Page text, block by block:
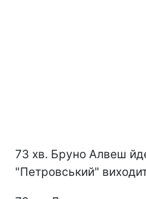
73 хв. Бруно Алвеш
"Петровський"